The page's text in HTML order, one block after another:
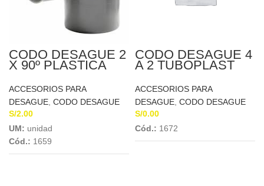
CODO DESAGUE 2
X 90º PLASTICA
ACCESORIOS PARA
DESAGUE CODO DESAGUE
S/2.00
UM: unidad
Cód.: 1659
CODO DESAGUE 4
A 2 TUBOPLAST
ACCESORIOS PARA
DESAGUE CODO DESAGUE
S/0.00
Cód.: 1672